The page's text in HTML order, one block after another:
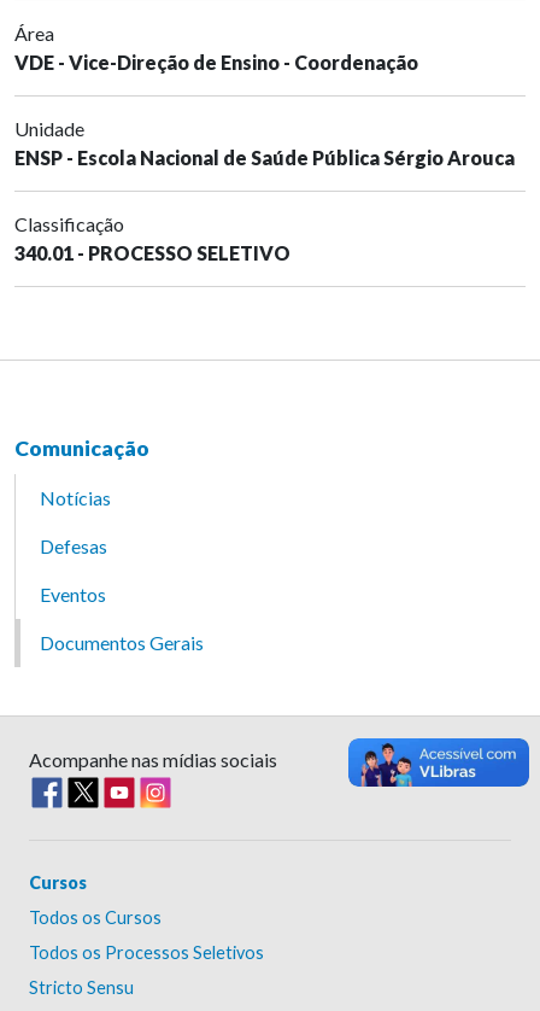
Área
VDE - Vice-Direção de Ensino - Coordenação
Unidade
ENSP - Escola Nacional de Saúde Pública Sérgio Arouca
Classificação
340.01 - PROCESSO SELETIVO
Comunicação
Notícias
Defesas
Eventos
Documentos Gerais
Acompanhe nas mídias sociais
Cursos
Todos os Cursos
Todos os Processos Seletivos
Stricto Sensu